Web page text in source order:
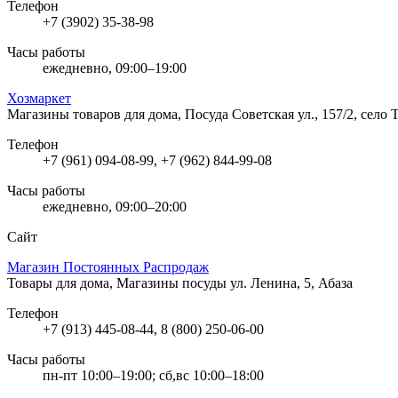
Телефон
+7 (3902) 35-38-98
Часы работы
ежедневно, 09:00–19:00
Хозмаркет
Магазины товаров для дома, Посуда Советская ул., 157/2, село
Телефон
+7 (961) 094-08-99, +7 (962) 844-99-08
Часы работы
ежедневно, 09:00–20:00
Сайт
Магазин Постоянных Распродаж
Товары для дома, Магазины посуды ул. Ленина, 5, Абаза
Телефон
+7 (913) 445-08-44, 8 (800) 250-06-00
Часы работы
пн-пт 10:00–19:00; сб,вс 10:00–18:00